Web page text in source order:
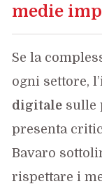
medie
Se la
ogni settore,
digitale sulle
presenta
Bavaro
rispettare i